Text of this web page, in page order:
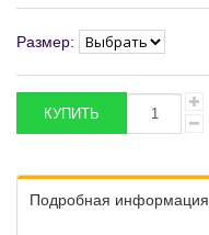
Размер:
Подробная информация